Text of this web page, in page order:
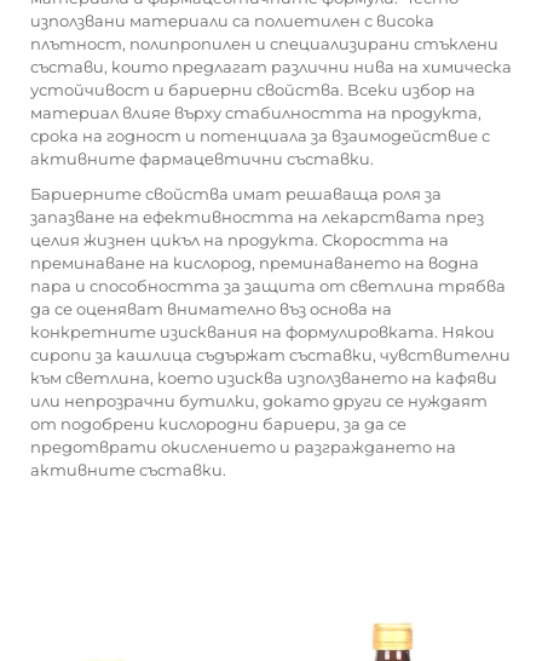
използвани материали са полиетилен с висока
плътност, полипропилен и специализирани стъклени
състави, които предлагат различни нива на химическа
устойчивост и бариерни свойства. Всеки избор на
материал влияе върху стабилността на продукта,
срока на годност и потенциала за взаимодействие с
активните фармацевтични съставки.
Бариерните свойства имат решаваща роля за
запазване на ефективността на лекарствата през
целия жизнен цикъл на продукта. Скоростта на
преминаване на кислород, преминаването на водна
пара и способността за защита от светлина трябва
да се оценяват внимателно въз основа на
конкретните изисквания на формулировката. Някои
сиропи за кашлица съдържат съставки, чувствителни
към светлина, което изисква използването на кафяви
или непрозрачни бутилки, докато други се нуждаят
от подобрени кислородни бариери, за да се
предотврати окислението и разграждането на
активните съставки.